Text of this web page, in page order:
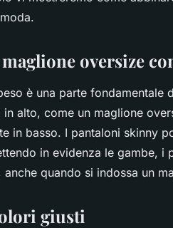
oversize
è una parte fondamentale
alto, come un maglione
in basso. I pantaloni skinny
in evidenza le gambe, i
quando si indossa un
giusti